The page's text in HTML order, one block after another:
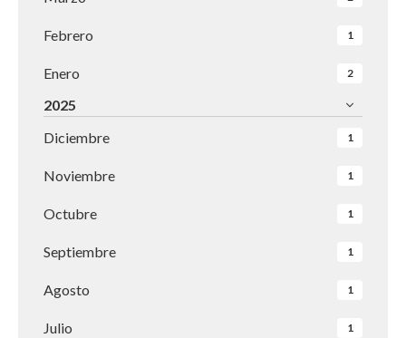
Febrero 1
Enero 2
2025
Diciembre
1
Noviembre 1
Octubre 1
Septiembre 1
Agosto 1
Julio 1